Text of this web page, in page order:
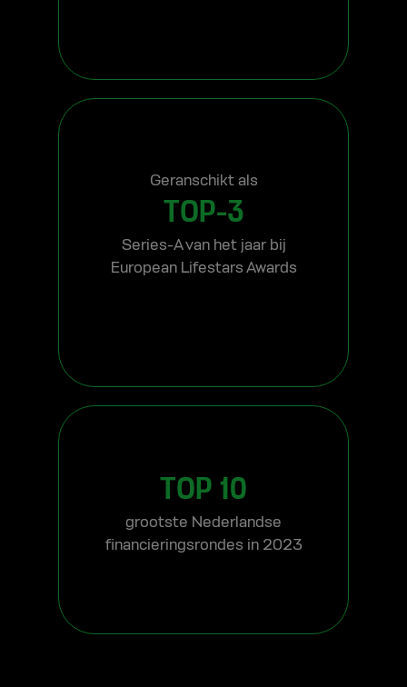
Geranschikt als
TOP-3
Series-A van het jaar bij
European Lifestars Awards
TOP 10
grootste Nederlandse
financieringsrondes in 2023